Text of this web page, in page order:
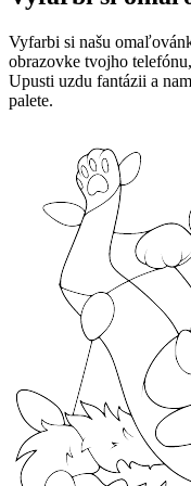
Vyfarbi si našu
obrazovke tvojho
Upusti uzdu fantázii a
palete.